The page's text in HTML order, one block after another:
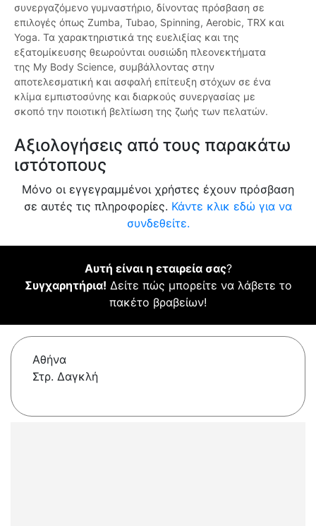
συνεργαζόμενο γυμναστήριο, δίνοντας πρόσβαση σε
επιλογές όπως Zumba, Tubao, Spinning, Aerobic, TRX και
Yoga. Τα χαρακτηριστικά της ευελιξίας και της
εξατομίκευσης θεωρούνται ουσιώδη πλεονεκτήματα
της My Body Science, συμβάλλοντας στην
αποτελεσματική και ασφαλή επίτευξη στόχων σε ένα
κλίμα εμπιστοσύνης και διαρκούς συνεργασίας με
σκοπό την ποιοτική βελτίωση της ζωής των πελατών.
Αξιολογήσεις από τους παρακάτω
ιστότοπους
Μόνο οι εγγεγραμμένοι χρήστες έχουν πρόσβαση
σε αυτές τις πληροφορίες. Κάντε κλικ εδώ για να
συνδεθείτε.
Αυτή είναι η εταιρεία σας?
Συγχαρητήρια! Δείτε πώς μπορείτε να λάβετε το
πακέτο βραβείων!
Αθήνα
Στρ. Δαγκλή